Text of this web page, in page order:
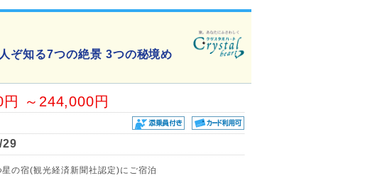
ぞ知る7つの絶景 3つの秘境め
～244,000円
29
の宿(観光経済新聞社認定)にご宿泊